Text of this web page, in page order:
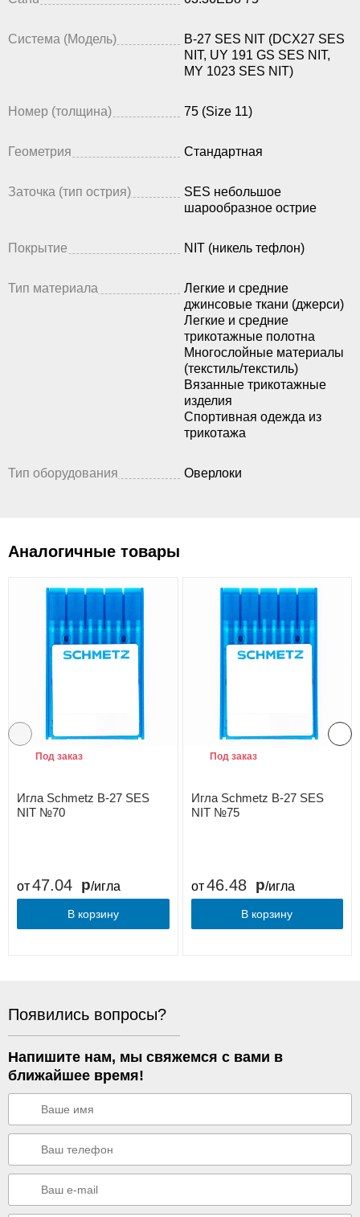
Система (Модель)
B-27 SES NIT (DCX27 SES
NIT, UY 191 GS SES NIT,
MY 1023 SES NIT)
Номер (толщина) 75 (Size 11)
Геометрия Стандартная
Заточка (тип острия)
SES небольшое
шарообразное острие
Покрытие NIT (никель тефлон)
Тип материала
Легкие и средние
джинсовые ткани (джерси)
Легкие и средние
трикотажные полотна
Многослойные материалы
(текстиль/текстиль)
Вязанные трикотажные
изделия
Спортивная одежда из
трикотажа
Тип оборудования Оверлоки
Аналогичные товары
Игла Schmetz B-27 SES
NIT №70
Под заказ
от47.04 /игла
В корзину
Игла Schmetz B-27 SES
NIT №75
Под заказ
от 46.48 /игла
В корзину
Появились вопросы?
Напишите нам, мы свяжемся с вами в
ближайшее время!